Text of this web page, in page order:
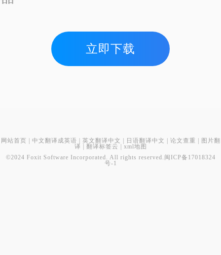
立即下载
网站首页 中文翻译成英语 英文翻译中文 日语翻译中文 论文查重
图片翻
译
翻译标签云
xml地图
©2024 Foxit Software Incorporated. All rights reserved. 闽ICP备17018324
号-1